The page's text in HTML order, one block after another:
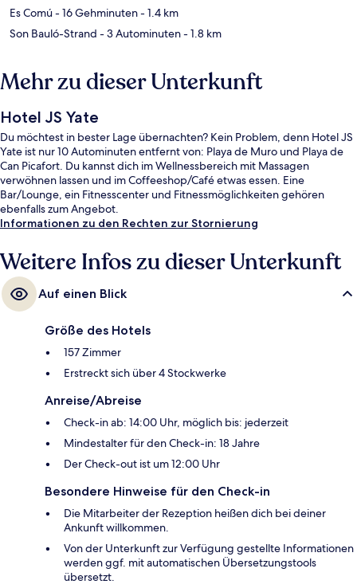
Es Comú- 16 Gehminuten- 1.4 km
Son Bauló-Strand - 3 Autominuten- 1.8 km
Mehr zu dieser Unterkunft
Hotel JS Yate
Du möchtest in bester Lage übernachten? Kein Problem, denn Hotel JS
Yate ist nur 10 Autominuten entfernt von: Playa de Muro und Playa de
Can Picafort. Du kannst dich im Wellnessbereich mit Massagen
verwöhnen lassen und im Coffeeshop/Café etwas essen. Eine
Bar/Lounge, ein Fitnesscenter und Fitnessmöglichkeiten gehören
ebenfalls zum Angebot.
Informationen zu den Rechten zur Stornierung
Weitere Infos zu dieser Unterkunft
Auf einen Blick
Größe des Hotels
157 Zimmer
Erstreckt sich über 4 Stockwerke
Anreise/Abreise
Check-in ab: 14:00 Uhr, möglich bis: jederzeit
Mindestalter für den Check-in: 18 Jahre
Der Check-out ist um 12:00 Uhr
Besondere Hinweise für den Check-in
Die Mitarbeiter der Rezeption heißen dich bei deiner
Ankunft willkommen.
Von der Unterkunft zur Verfügung gestellte Informationen
werden ggf. mit automatischen Übersetzungstools
übersetzt.